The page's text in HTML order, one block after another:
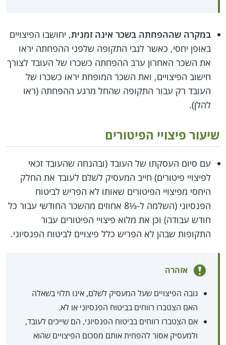
במקרה שההפחתה בשכר אינה זמנית, יחושבו הפיצויים
באופן יחסי, כאשר לגבי התקופה שלפני ההפחתה יראו
את השכר האחרון ערב ההפחתה כשכרו של העובד לצורך
חישוב הפיצויים, ואת השכר המופחת יראו כשכרו של
העובד רק עבור התקופה שהחל מרגע ההפחתה (ראו
להלן).
שיעור פיצויי הפיטורים
עם סיום העסקתו של העובד (ובהנחה שהעובד זכאי
לפיצויי פיטורים) חייב המעסיק לשלם לעובד את החלק
היחסי מפיצויי הפיטורים שאותו לא הפריש לביטוח
הפנסיוני (השלמה ל-⅓8 אחוזים מהשכר החודשי עבור כל
חודש עבודה) וכן את מלוא פיצויי הפיטורים עבור
התקופות שבהן לא הפריש כלל פיצויים לביטוח הפנסיוני.
אזהרה
גובה הפיצויים שעל המעסיק לשלם, אינו תלוי בשאלה
האם הצטברו רווחים בביטוח הפנסיוני או לא.
אם הצטברו רווחים בביטוח הפנסיוני, הם שייכים לעובד,
ולמעסיק אסור להפחית אותם מסכום הפיצויים שהוא